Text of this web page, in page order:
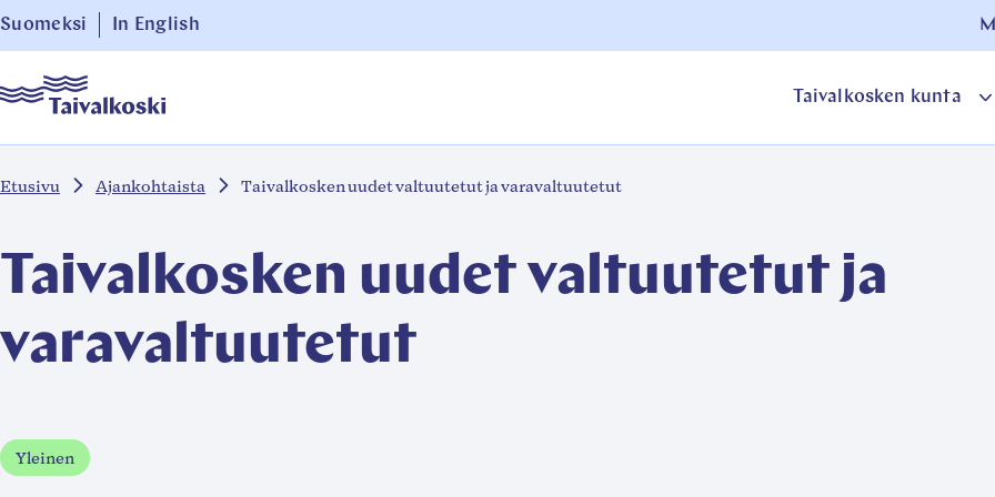
Siirry
sisältöön
Suomeksi In English
Taivalkoski Taivalkosken kunta
Etusivu Ajankohtaista Taivalkosken uudet valtuutetut ja varavaltuutetut
Taivalkosken uudet valtuutetut ja
varavaltuutetut
Yleinen